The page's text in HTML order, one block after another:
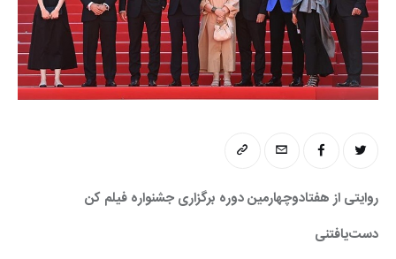
روایتی از هفتادوچهارمین دوره برگزاری جشنواره فیلم کن
دست‌یافتنی